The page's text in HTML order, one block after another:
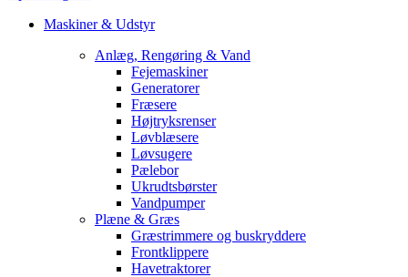
Maskiner & Udstyr
Anlæg, Rengøring & Vand
Fejemaskiner
Generatorer
Fræsere
Højtryksrenser
Løvblæsere
Løvsugere
Pælebor
Ukrudtsbørster
Vandpumper
Plæne & Græs
Græstrimmere og buskryddere
Frontklippere
Havetraktorer